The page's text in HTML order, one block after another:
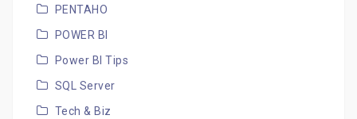
PENTAHO
POWER BI
Power BI Tips
SQL Server
Tech & Biz